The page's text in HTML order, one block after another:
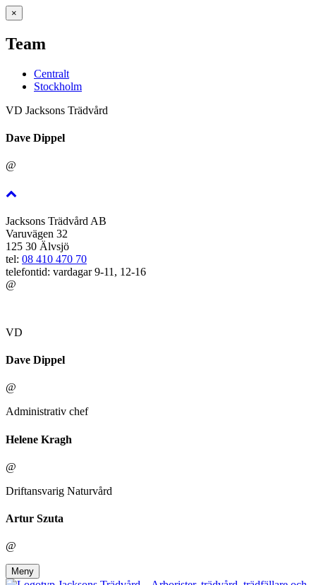
×
Team
Centralt
Stockholm
VD Jacksons Trädvård
Dave Dippel
@
Jacksons Trädvård AB
Varuvägen 32
125 30 Älvsjö
tel: 08 410 470 70
telefontid: vardagar 9-11, 12-16
@
VD
Dave Dippel
@
Administrativ chef
Helene Kragh
@
Driftansvarig Naturvård
Artur Szuta
@
Meny